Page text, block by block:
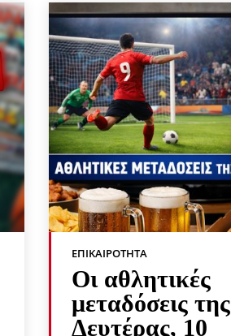
ΕΠΙΚΑΙΡΌΤΗΤΑ
Οι αθλητικές
μεταδόσεις της
Δευτέρας, 10